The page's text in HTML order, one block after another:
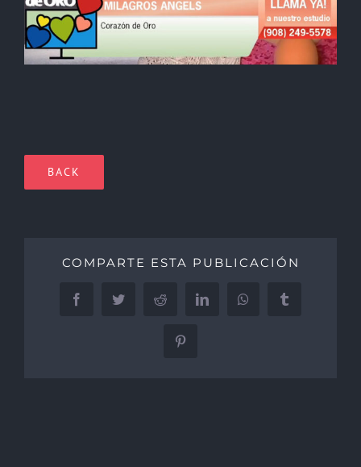
BACK
COMPARTE ESTA PUBLICACIÓN
FacebookTwitter Reddit LinkedInWhatsAppTumblr
Pinterest